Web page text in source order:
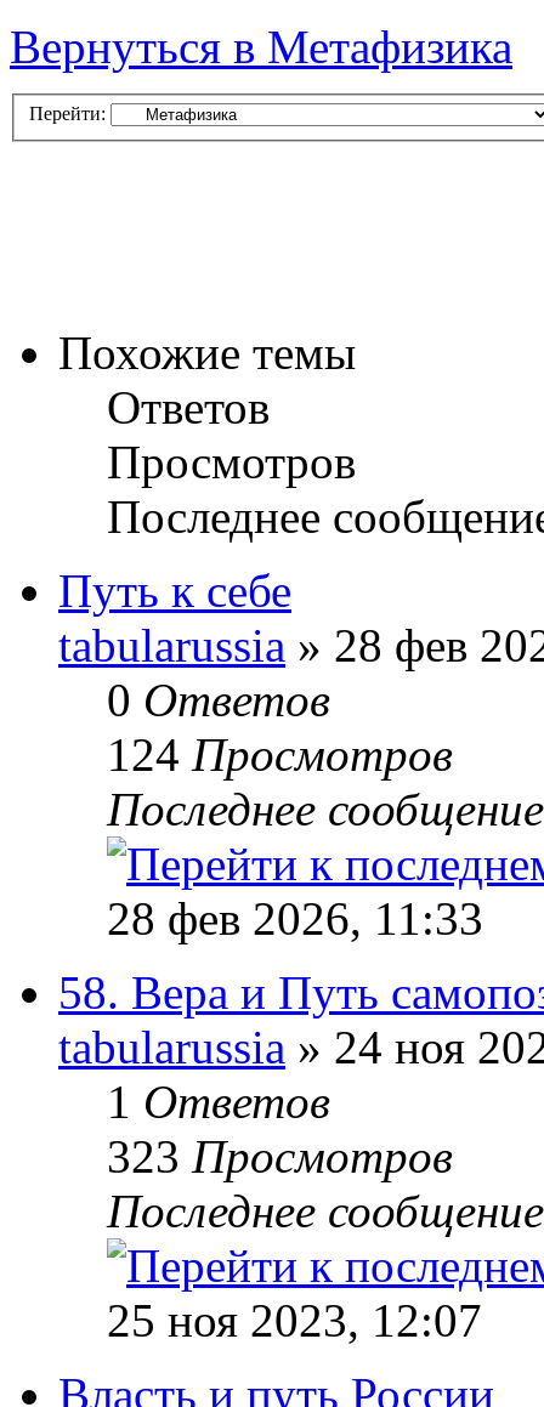
Вернуться в Метафизика
Перейти:
Похожие темы
Ответов
Просмотров
Последнее
Путь к себе
tabularussia » 28 фев
0 Ответов
124 Просмотров
Последнее
28 фев 2026, 11:33
58. Вера и Путь
tabularussia » 24 ноя
1 Ответов
323 Просмотров
Последнее
25 ноя 2023, 12:07
Власть и путь России